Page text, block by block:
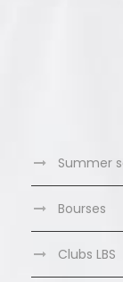
Summer
Bourses
Clubs LBS